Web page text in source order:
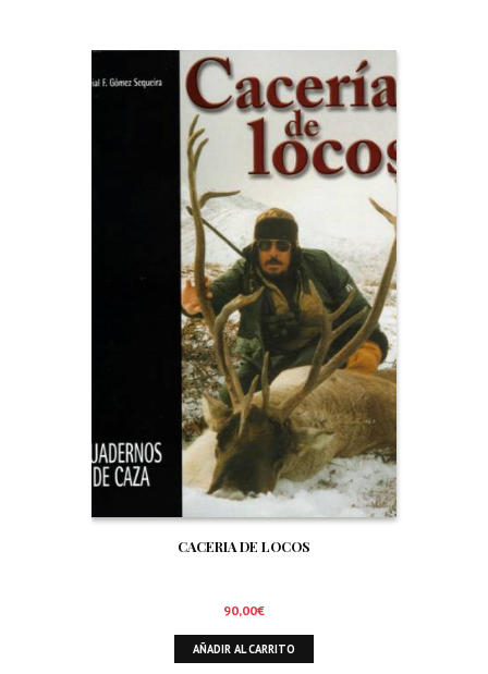
CACERIA DE LOCOS
90,00€
AÑADIR AL CARRITO